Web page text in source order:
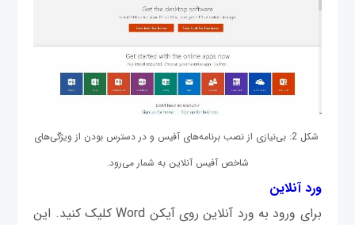
شکل 2: بی‌نیازی از نصب برنامه‌های آفیس و در دسترس بودن از ویژگی‌های
شاخص آفیس آنلاین به شمار می‌رود.
ورد آنلاین
برای ورود به ورد آنلاین روی آیکن Word کلیک کنید. این‌